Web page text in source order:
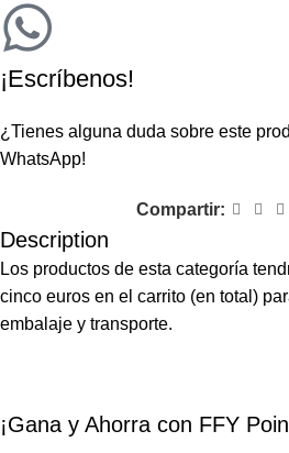
¡Escríbenos!
¿Tienes alguna duda sobre este
WhatsApp!
Compartir:
Description
Los productos de esta categoría
cinco euros en el carrito (en total)
embalaje y transporte.
¡Gana y Ahorra con FFY